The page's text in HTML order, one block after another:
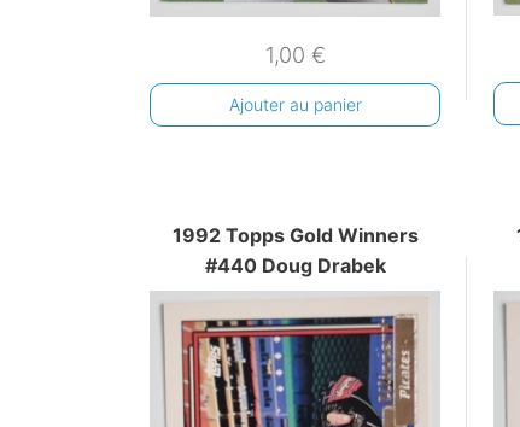
1,00 €
Ajouter au panier
1992 Topps Gold Winners
#440 Doug Drabek